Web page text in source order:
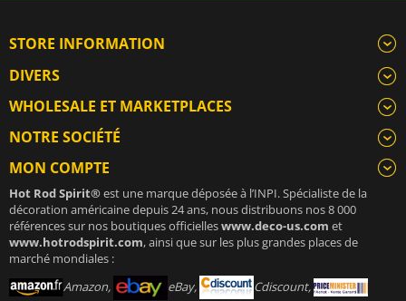
STORE INFORMATION
DIVERS
WHOLESALE ET MARKETPLACES
NOTRE SOCIÉTÉ
MON COMPTE
Hot Rod Spirit®est une marque déposée à l’INPI. Spécialiste de la
décoration américaine depuis 24 ans, nous distribuons nos 8 000
références sur nos boutiques officielleswww.deco-us.com et
www.hotrodspirit.com, ainsi que sur les plus grandes places de
marché mondiales :
Amazon,
eBay,
Cdiscount,